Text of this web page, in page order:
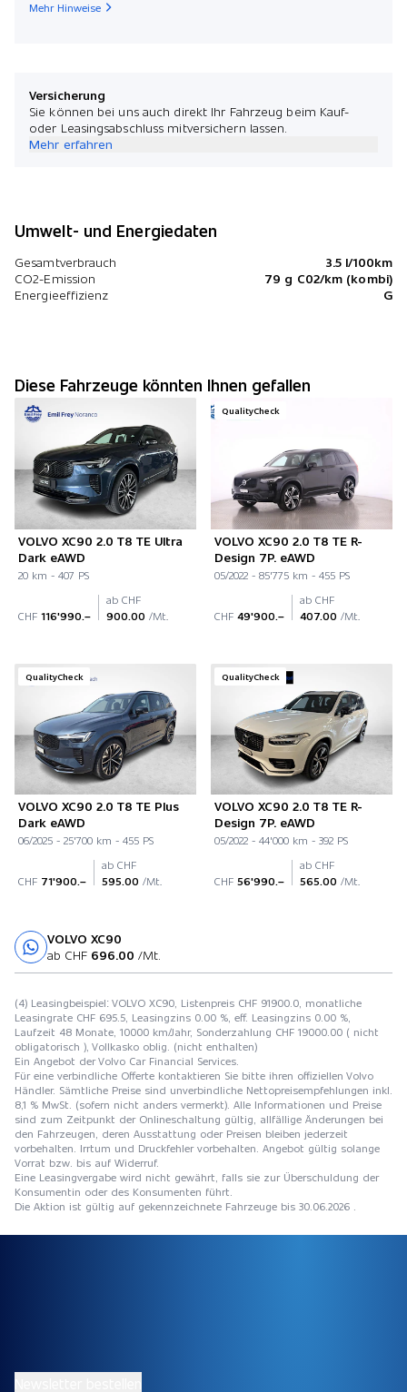
Mehr Hinweise
Versicherung
Sie können bei uns auch direkt Ihr Fahrzeug beim Kauf-
oder Leasingsabschluss mitversichern lassen.
Mehr erfahren
Umwelt- und Energiedaten
Gesamtverbrauch
3.5 l/100km
CO2-Emission
79 g C02/km (kombi)
Energieeffizienz
G
Diese Fahrzeuge könnten Ihnen gefallen
VOLVO XC90 2.0 T8 TE Ultra
Dark eAWD
20 km - 407 PS
CHF 116'990.–
ab CHF
900.00 /Mt.
QualityCheck
VOLVO XC90 2.0 T8 TE R-
Design 7P. eAWD
05/2022 - 85'775 km - 455 PS
CHF 49'900.–
ab CHF
407.00 /Mt.
QualityCheck
VOLVO XC90 2.0 T8 TE Plus
Dark eAWD
06/2025 - 25'700 km - 455 PS
CHF 71'900.–
ab CHF
595.00 /Mt.
QualityCheck
VOLVO XC90 2.0 T8 TE R-
Design 7P. eAWD
05/2022 - 44'000 km - 392 PS
CHF 56'990.–
ab CHF
565.00 /Mt.
VOLVO XC90
ab CHF 696.00 /Mt.
(4) Leasingbeispiel: VOLVO XC90, Listenpreis CHF 91900.0, monatliche
Leasingrate CHF 695.5, Leasingzins 0.00 %, eff. Leasingzins 0.00 %,
Laufzeit 48 Monate, 10000 km/Jahr, Sonderzahlung CHF 19000.00 ( nicht
obligatorisch ), Vollkasko oblig. (nicht enthalten)
Ein Angebot der Volvo Car Financial Services.
Für eine verbindliche Offerte kontaktieren Sie bitte ihren offiziellen Volvo
Händler. Sämtliche Preise sind unverbindliche Nettopreisempfehlungen inkl.
8,1 % MwSt. (sofern nicht anders vermerkt). Alle Informationen und Preise
sind zum Zeitpunkt der Onlineschaltung gültig, allfällige Änderungen bei
den Fahrzeugen, deren Ausstattung oder Preisen bleiben jederzeit
vorbehalten. Irrtum und Druckfehler vorbehalten. Angebot gültig solange
Vorrat bzw. bis auf Widerruf.
Eine Leasingvergabe wird nicht gewährt, falls sie zur Überschuldung der
Konsumentin oder des Konsumenten führt.
Die Aktion ist gültig auf gekennzeichnete Fahrzeuge bis 30.06.2026 .